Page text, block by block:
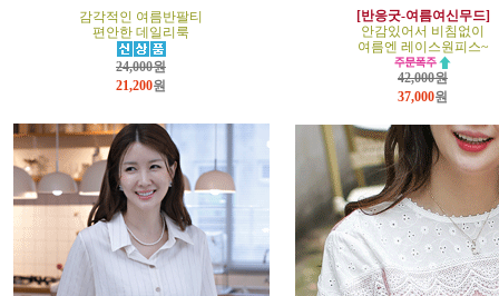
감각적인 여름반팔티
편안한 데일리룩
24,000원
21,200원
[반응굿-여름여신무드]
안감있어서 비침없이
여름엔 레이스원피스~
42,000원
37,000원